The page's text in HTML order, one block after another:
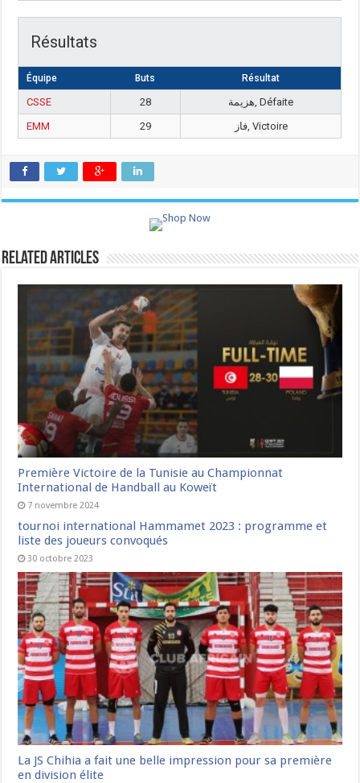
Résultats
Équipe Buts Résultat
CSSE 28
هزيمة, Défaite
EMM
29 فاز, Victoire
Related Articles
Première Victoire de la Tunisie au Championnat
International de Handball au Koweït
7 novembre 2024
tournoi international Hammamet 2023 : programme et
liste des joueurs convoqués
30 octobre 2023
La JS Chihia a fait une belle impression pour sa première
en division élite